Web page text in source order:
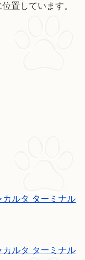
位置しています。
カルタ ターミナル
カルタ ターミナル